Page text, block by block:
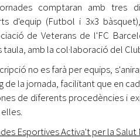
L’Ajuntament reparteix ulleres
l'eclipsi solar
comptaran amb tres
d'equip (Futbol i 3x3
de Veterans de l'FC
taula, amb la col·laboració del
no es farà per equips,
de la jornada, facilitant que en
de diferents procedències i
Esportives Activa't per la Salut